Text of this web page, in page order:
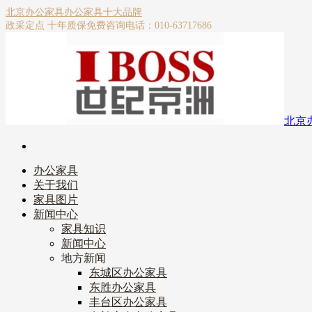
北京办公家具办公家具十大品牌
政采定点 十年质保免费咨询电话：010-63717686
北京
办公家具
关于我们
家具图片
新闻中心
家具知识
新闻中心
地方新闻
东城区办公家具
东胜办公家具
丰台区办公家具